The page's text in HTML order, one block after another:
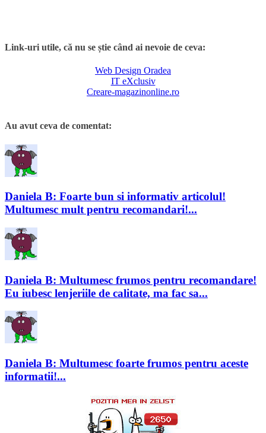
Link-uri utile, că nu se știe când ai nevoie de ceva:
Web Design Oradea
IT eXclusiv
Creare-magazinonline.ro
Au avut ceva de comentat:
Daniela B: Foarte bun si informativ articolul!
Multumesc mult pentru recomandari!...
Daniela B: Multumesc frumos pentru recomandare!
Eu iubesc lenjeriile de calitate, ma fac sa...
Daniela B: Multumesc foarte frumos pentru aceste
informatii!...